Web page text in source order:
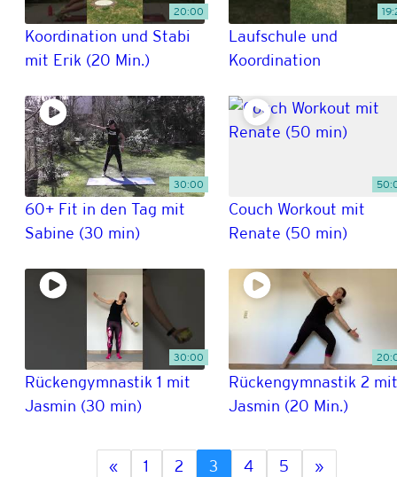
20:00
Koordination und Stabi
mit Erik (20 Min.)
Laufschule und
Koordination
30:00
60+ Fit in den Tag mit
Sabine (30 min)
Couch Workout mit
Renate (50 min)
30:00
Rückengymnastik 1 mit
Jasmin (30 min)
Rückengymnastik 2 mit
Jasmin (20 Min.)
« 1 2 3 4 5 »